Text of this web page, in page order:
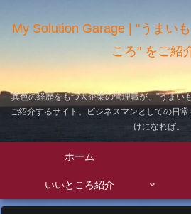
My Solution Garage | "うまい
ころ" をご紹
異色の経歴をもつ大企業の管理職が、"うまい
ご紹介するサイト。ビジネスマンとしての日
けになれば。
ホーム
いいところ紹介